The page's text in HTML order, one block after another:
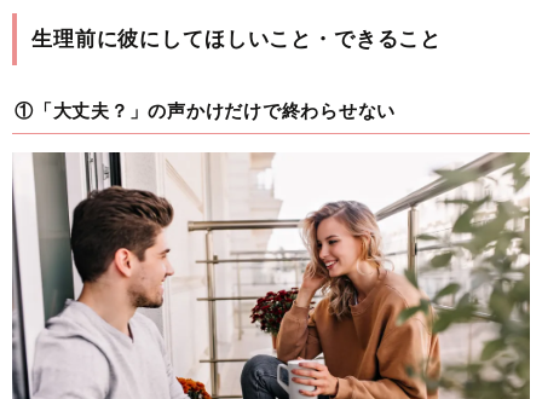
生理前に彼にしてほしいこと・できること
①「大丈夫？」の声かけだけで終わらせない